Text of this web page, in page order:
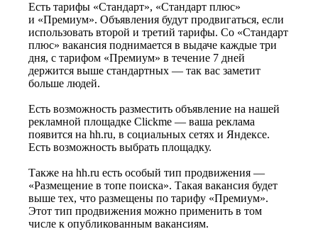
Есть тарифы «Стандарт», «Стандарт плюс»
и «Премиум». Объявления будут продвигаться, если
использовать второй и третий тарифы. Со «Стандарт
плюс» вакансия поднимается в выдаче каждые три
дня, с тарифом «Премиум» в течение 7 дней
держится выше стандартных — так вас заметит
больше людей.
Есть возможность разместить объявление на нашей
рекламной площадке Clickme — ваша реклама
появится на hh.ru, в социальных сетях и Яндексе.
Есть возможность выбрать площадку.
Также на hh.ru есть особый тип продвижения —
«Размещение в топе поиска». Такая вакансия будет
выше тех, что размещены по тарифу «Премиум».
Этот тип продвижения можно применить в том
числе к опубликованным вакансиям.